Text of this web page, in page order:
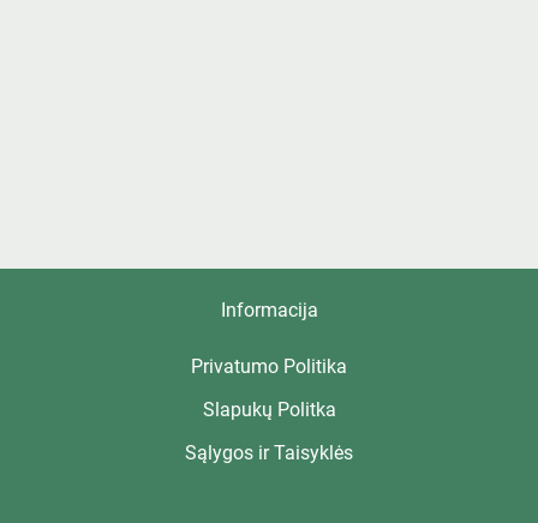
Informacija
Privatumo Politika
Slapukų Politka
Sąlygos ir Taisyklės